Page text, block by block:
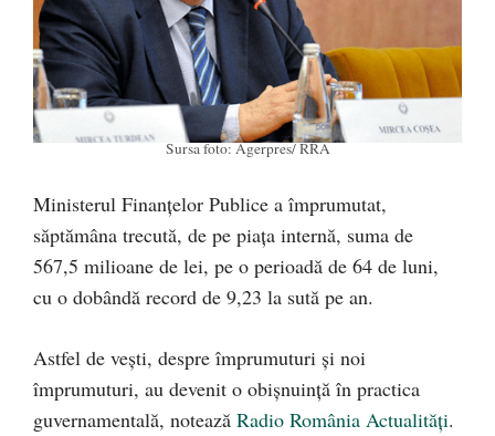
Sursa foto: Agerpres/ RRA
Ministerul Finanțelor Publice a împrumutat,
săptămâna trecută, de pe piața internă, suma de
567,5 milioane de lei, pe o perioadă de 64 de luni,
cu o dobândă record de 9,23 la sută pe an.
Astfel de vești, despre împrumuturi și noi
împrumuturi, au devenit o obișnuință în practica
guvernamentală, notează Radio România Actualități.